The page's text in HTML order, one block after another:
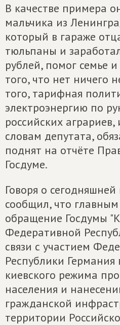
В качестве примера
мальчика из
который в гараже
тюльпаны и
рублей, помог семье
того, что нет ничего
того, тарифная
электроэнергию по
российских
словам депутата,
поднят на отчёте
Госдуме.
Говоря о сегодняшней
сообщил, что
обращение Госдумы
Федеративной
связи с участием
Республики Германия
киевского режима
населения и
гражданской
территории